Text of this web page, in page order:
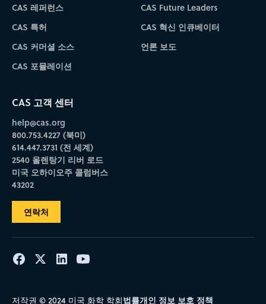
CAS 레퍼런스
CAS 특허
CAS 커머셜 소스
CAS 포뮬레이션
CAS Future Leaders
CAS 혁신 인큐베이터
언론 보도
CAS 고객 센터
help@cas.org
800.753.4227 (북미)
614.447.3731 (전 세계)
2540 올렌탕기 리버 로드
미국 오하이오주 콜럼버스
43202
연락처
저작권 © 2024 미국 화학 학회법률개인 정보 보호 정책